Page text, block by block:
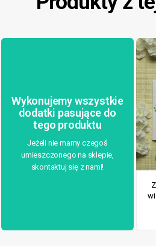
Wykonujemy wszystkie
dodatki pasujące do
tego produktu
Jeżeli nie mamy czegoś
umieszczonego na sklepie,
skontaktuj się z nami!